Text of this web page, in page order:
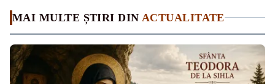
MAI MULTE ȘTIRI DIN ACTUALITATE